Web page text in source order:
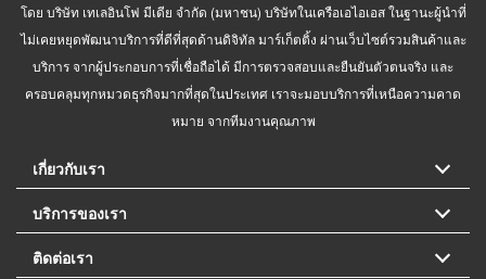
โดย บริษัท เทเลอินโฟ มีเดีย จำกัด (มหาชน) บริษัทในเครือเอไอเอส ในฐานะผู้นำที่
ไม่เคยหยุดพัฒนาบริการที่ดีที่สุดด้านดิจิทัล มาร์เก็ตติ้ง ผ่านเว็บไซต์รวมสินค้าและ
บริการ จากผู้ประกอบการที่เชื่อถือได้ มีการตรวจสอบและยืนยันตัวตนจริง และ
ครอบคลุมทุกหมวดธุรกิจมากที่สุดในประเทศ เราจะมอบบริการที่เหนือความคาด
หมาย จากทีมงานคุณภาพ
เกี่ยวกับเรา
บริการของเรา
ติดต่อเรา